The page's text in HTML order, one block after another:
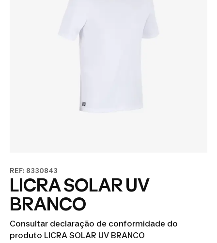
REF: 8330843
LICRA SOLAR UV
BRANCO
Consultar declaração de conformidade do
produto LICRA SOLAR UV BRANCO